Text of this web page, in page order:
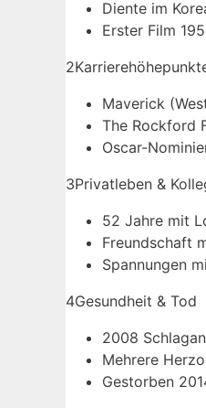
Diente im
Erster Film
2
Maverick
The Rockford
Oscar-
3Privatleben &
52 Jahre mit
Freundschaft
Spannungen
4Gesundheit & Tod
2008
Mehrere
Gestorben